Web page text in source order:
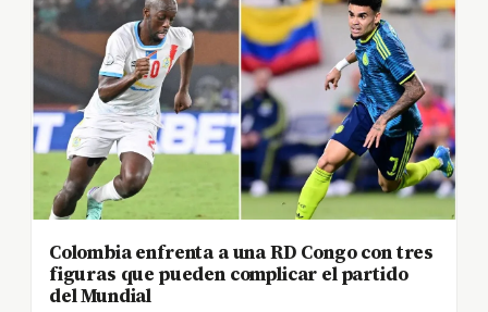
Colombia enfrenta a una RD Congo con tres
figuras que pueden complicar el partido
del Mundial